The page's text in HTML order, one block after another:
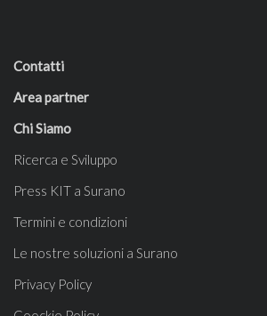
Contatti
Area partner
Chi Siamo
Ricerca e Sviluppo
Press KIT a Surano
Termini e condizioni
Le nostre soluzioni a Surano
Privacy Policy